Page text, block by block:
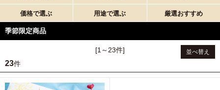
価格で選ぶ 用途で選ぶ 厳選おすすめ
季節限定商品
並べ替え
[1～23件]
23件